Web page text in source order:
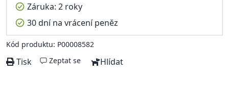
Záruka: 2 roky
30 dní na vrácení peněz
Kód produktu: P00008582
Tisk Zeptat se Hlídat